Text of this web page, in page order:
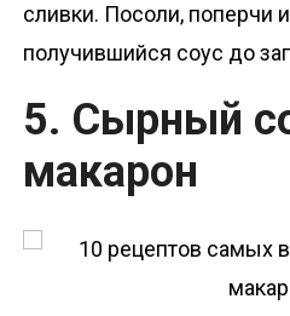
сливки. Посоли, поперчи
получившийся соус до
5. Сырный
макарон